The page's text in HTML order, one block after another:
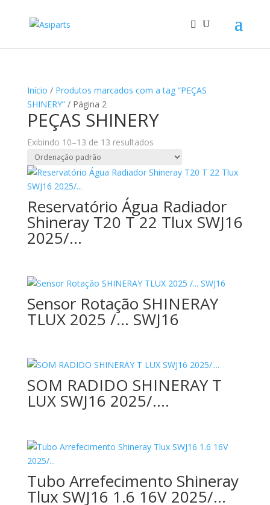
Início / Produtos marcados com a tag “PEÇAS
SHINERY”/ Página 2
PEÇAS SHINERY
Exibindo 10–13 de 13 resultados
Reservatório Água Radiador
Shineray T20 T 22 Tlux SWJ16
2025/…
Sensor Rotação SHINERAY
TLUX 2025 /… SWJ16
SOM RADIDO SHINERAY T
LUX SWJ16 2025/….
Tubo Arrefecimento Shineray
Tlux SWJ16 1.6 16V 2025/…